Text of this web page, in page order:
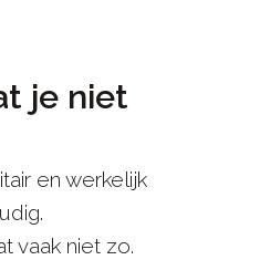
je niet
en werkelijk
vaak niet zo.